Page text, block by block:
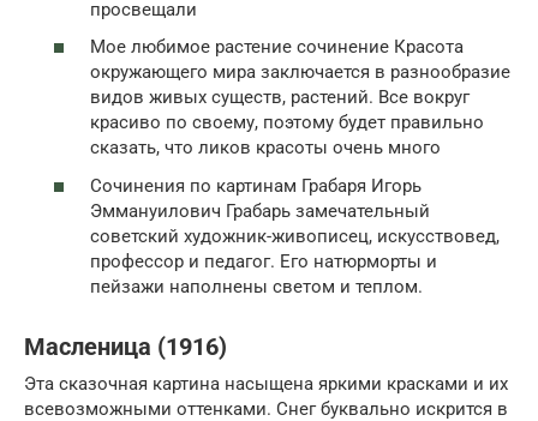
просвещали
Мое любимое растение сочинение Красота
окружающего мира заключается в разнообразие
видов живых существ, растений. Все вокруг
красиво по своему, поэтому будет правильно
сказать, что ликов красоты очень много
Сочинения по картинам Грабаря Игорь
Эммануилович Грабарь замечательный
советский художник-живописец, искусствовед,
профессор и педагог. Его натюрморты и
пейзажи наполнены светом и теплом.
Масленица (1916)
Эта сказочная картина насыщена яркими красками и их
всевозможными оттенками. Снег буквально искрится в